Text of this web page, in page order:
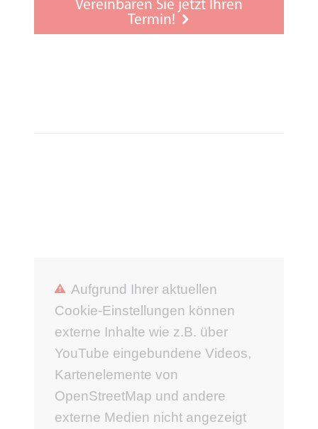
Kostenloses Probetragen
Vereinbaren Sie jetzt Ihren
Termin!
Aufgrund Ihrer aktuellen
Cookie-Einstellungen können
externe Inhalte wie z.B. über
YouTube eingebundene Videos,
Kartenelemente von
OpenStreetMap und andere
externe Medien nicht angezeigt